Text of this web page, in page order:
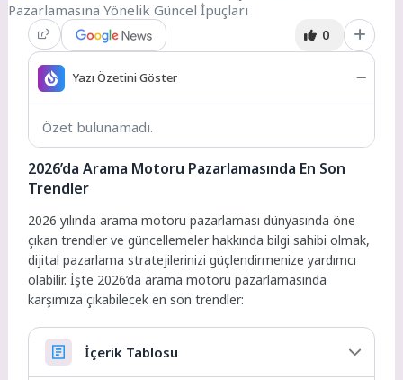
0
Yazı Özetini Göster
Özet bulunamadı.
2026’da Arama Motoru Pazarlamasında En Son
Trendler
2026 yılında arama motoru pazarlaması dünyasında öne
çıkan trendler ve güncellemeler hakkında bilgi sahibi olmak,
dijital pazarlama stratejilerinizi güçlendirmenize yardımcı
olabilir. İşte 2026’da arama motoru pazarlamasında
karşımıza çıkabilecek en son trendler:
İçerik Tablosu